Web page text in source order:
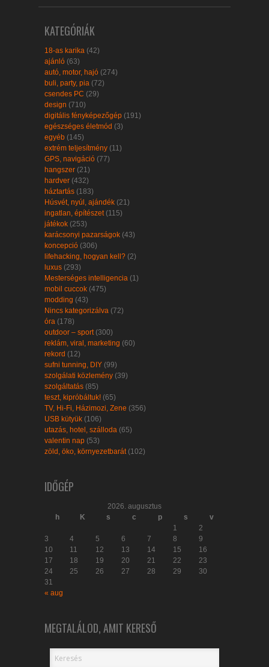
KATEGÓRIÁK
18-as karika (42)
ajánló (63)
autó, motor, hajó (274)
buli, party, pia (72)
csendes PC (29)
design (710)
digitális fényképezőgép (191)
egészséges életmód (3)
egyéb (145)
extrém teljesítmény (11)
GPS, navigáció (77)
hangszer (21)
hardver (432)
háztartás (183)
Húsvét, nyúl, ajándék (21)
ingatlan, építészet(115)
játékok (253)
karácsonyi pazarságok (43)
koncepció (306)
lifehacking, hogyan kell? (2)
luxus (293)
Mesterséges intelligencia (1)
mobil cuccok (475)
modding (43)
Nincs kategorizálva (72)
óra (178)
outdoor – sport(300)
reklám, viral, marketing (60)
rekord (12)
sufni tunning, DIY (99)
szolgálati közlemény (39)
szolgáltatás (85)
teszt, kipróbáltuk! (65)
TV, Hi-Fi, Házimozi, Zene (356)
USB kütyük (106)
utazás, hotel, szálloda (65)
valentin nap (53)
zöld, öko, környezetbarát(102)
IDŐGÉP
2026. augusztus
h
K s c p s
v
1
2
3
4 5 6 7 8
9
10
11 12 13 14 15
16
17
18 19 20 21 22
23
24
25 26 27 28 29
30
31
« aug
MEGTALÁLOD, AMIT KERESŐ